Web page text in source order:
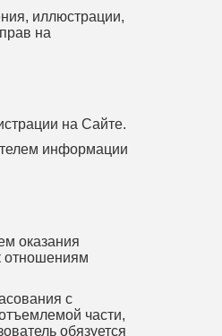
иллюстрации,
на
на Сайте.
информации
оказания
отношениям
с
части,
обязуется